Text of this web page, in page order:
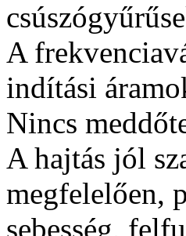
A
indítási
Nincs
A hajtás jól
megfelelően,
sebesség,